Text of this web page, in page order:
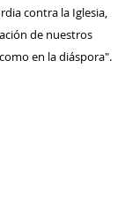
contra la Iglesia,
de nuestros
en la diáspora".